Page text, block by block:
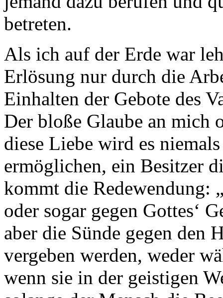
betreten.
Als ich auf der Erde war
Erlösung nur durch die
Einhalten der Gebote des
Der bloße Glaube an mich
diese Liebe wird es
ermöglichen, ein Besitzer
kommt die Redewendung:
oder sogar gegen Gottes‘
aber die Sünde gegen den
vergeben werden, weder
wenn sie in der geistigen